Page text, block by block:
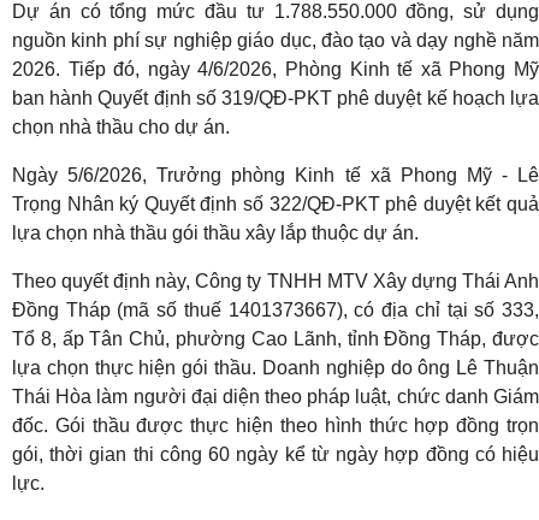
Dự án có tổng mức đầu tư 1.788.550.000 đồng, sử dụng
nguồn kinh phí sự nghiệp giáo dục, đào tạo và dạy nghề năm
2026. Tiếp đó, ngày 4/6/2026, Phòng Kinh tế xã Phong Mỹ
ban hành Quyết định số 319/QĐ-PKT phê duyệt kế hoạch lựa
chọn nhà thầu cho dự án.
Ngày 5/6/2026, Trưởng phòng Kinh tế xã Phong Mỹ - Lê
Trọng Nhân ký Quyết định số 322/QĐ-PKT phê duyệt kết quả
lựa chọn nhà thầu gói thầu xây lắp thuộc dự án.
Theo quyết định này, Công ty TNHH MTV Xây dựng Thái Anh
Đồng Tháp (mã số thuế 1401373667), có địa chỉ tại số 333,
Tổ 8, ấp Tân Chủ, phường Cao Lãnh, tỉnh Đồng Tháp, được
lựa chọn thực hiện gói thầu. Doanh nghiệp do ông Lê Thuận
Thái Hòa làm người đại diện theo pháp luật, chức danh Giám
đốc. Gói thầu được thực hiện theo hình thức hợp đồng trọn
gói, thời gian thi công 60 ngày kể từ ngày hợp đồng có hiệu
lực.